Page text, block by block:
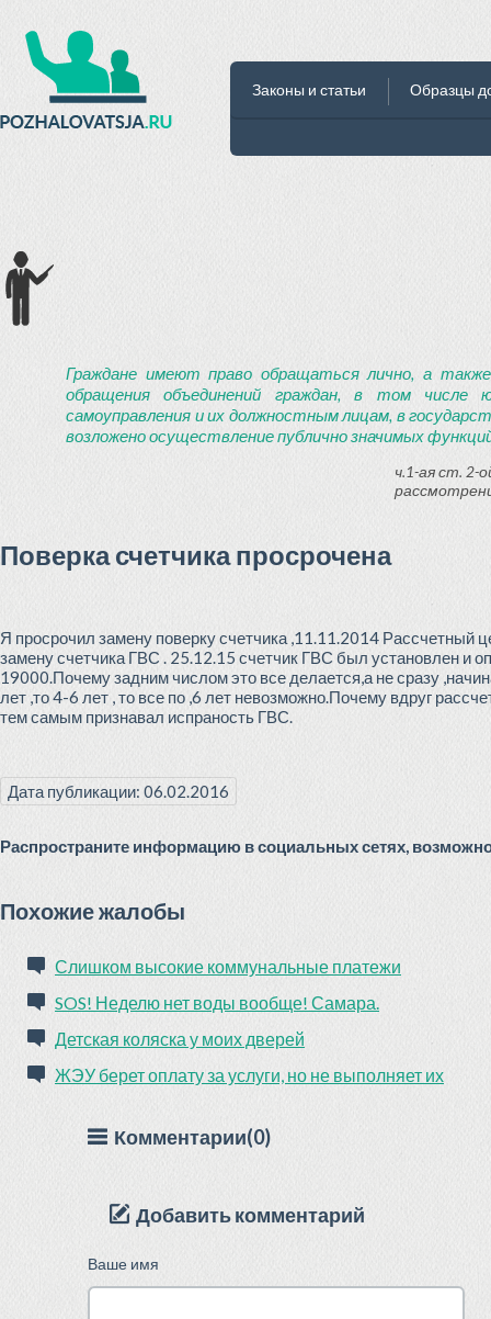
Законы и статьи Образцы
Граждане имеют право обращаться лично, а
обращения объединений граждан, в том числе
самоуправления и их должностным лицам, в
возложено осуществление публично значимых
ч.1-ая ст. 2-
Поверка счетчика просрочена
Я просрочил замену поверку счетчика ,11.11.2014
замену счетчика ГВС . 25.12.15 счетчик ГВС был установлен и
19000.Почему задним числом это все делается,а не сразу
лет ,то 4-6 лет , то все по ,6 лет невозможно.Почему вдруг
тем самым признавал испраность ГВС.
Дата публикации: 06.02.2016
Распространите информацию в социальных сетях,
Похожие жалобы
Слишком высокие коммунальные платежи
SOS! Неделю нет воды вообще! Самара.
Детская коляска у моих дверей
ЖЭУ берет оплату за услуги, но не выполняет их
Комментарии(0)
Добавить комментарий
Ваше имя